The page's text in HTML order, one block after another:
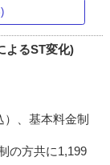
よるST変化)
、基本料金制
の方共に1,199